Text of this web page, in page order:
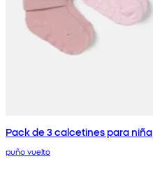
Pack de 3 calcetines para niña
puño vuelto